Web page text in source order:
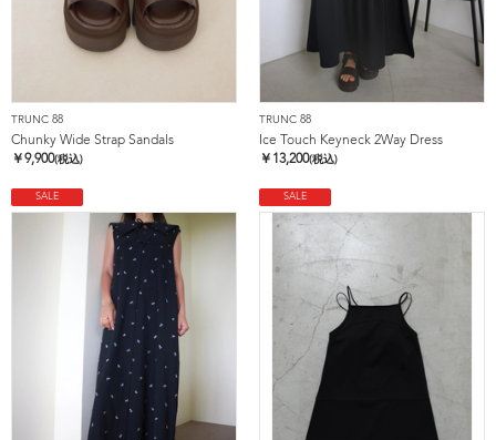
TRUNC 88
Chunky Wide Strap Sandals
￥9,900(税込)
TRUNC 88
Ice Touch Keyneck 2Way Dress
￥ 13,200(税込)
SALE SALE